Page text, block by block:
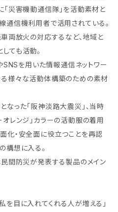
「災害機動通信隊」を活動素材と
通信機利用者で活用されている。
両放火の対応するなど、地域と
ても活動。
を用いた情報通信ネットワー
様々な活動体構築のための素材
なった「阪神淡路大震災」、当時
オレンジ」カラーの活動服の着用
化・安全面に役立つことを再認
構想に入る。
民間防災が発表する製品のメイン
を目に入れてくれる人が増える」